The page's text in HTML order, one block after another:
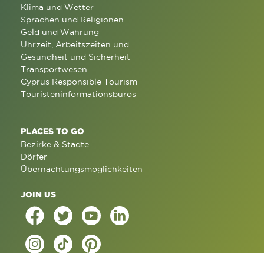
Klima und Wetter
Sprachen und Religionen
Geld und Währung
Uhrzeit, Arbeitszeiten und
Gesundheit und Sicherheit
Transportwesen
Cyprus Responsible Tourism
Touristeninformationsbüros
PLACES TO GO
Bezirke & Städte
Dörfer
Übernachtungsmöglichkeiten
JOIN US